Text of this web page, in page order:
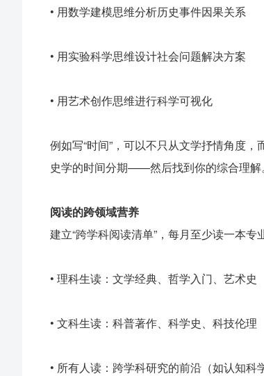
• 用数学建模思维分析历史事件因果关系
• 用实验科学思维设计社会问题解决方案
• 用艺术创作思维进行科学可视化
例如写“时间”，可以不只从文学抒情角度
史学的时间分期——然后找到你的综合理解。
阅读的跨领域营养
建立“跨学科阅读清单”，每月至少读一本专
• 理科生读：文学经典、哲学入门、艺术史
• 文科生读：科普著作、科学史、科技伦理
• 所有人读：跨学科研究的前沿（如认知科